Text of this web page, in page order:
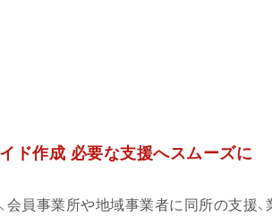
ド作成 必要な支援へスムーズに
会員事業所や地域事業者に同所の支援